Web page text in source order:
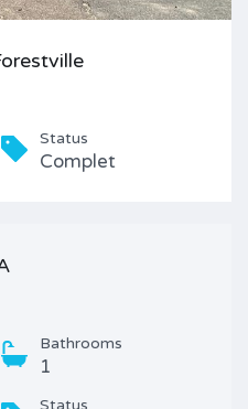
Status
Complet
Bathrooms
1
Status